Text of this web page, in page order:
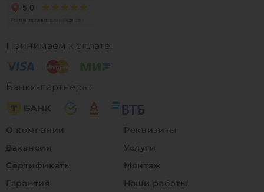
Принимаем к оплате:
Банки-партнеры:
О компании
Вакансии
Сертификаты
Гарантия
Реквизиты
Услуги
Монтаж
Наши работы